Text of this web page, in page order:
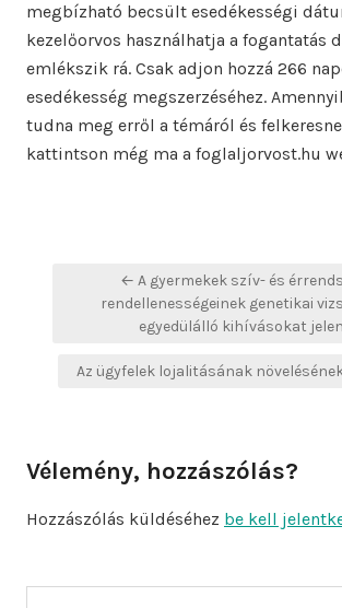
megbízható becsült esedékességi
kezelőorvos használhatja a fogantatás
emlékszik rá. Csak adjon hozzá 266
esedékesség megszerzéséhez.
tudna meg erről a témáról és
kattintson még ma a foglaljorvost.hu
Bejegyzés
navigáció
← A gyermekek szív- és
rendellenességeinek genetikai
egyedülálló kihívásokat
Az ügyfelek lojalitásának
Vélemény, hozzászólás?
Hozzászólás küldéséhez be kell